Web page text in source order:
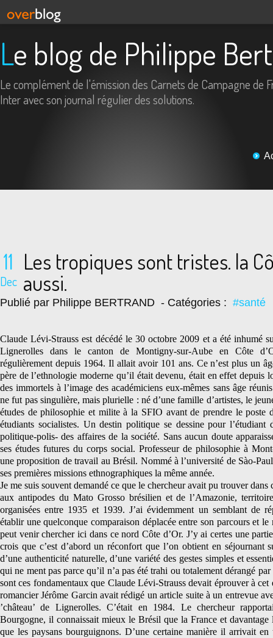
Le blog de Philippe
Le complément de l'émission des Carnets de Campagne de
Inter avec son journal régulier des solutions.
11
Dec
Les tropiques sont tristes. la
aussi.
Publié par Philippe BERTRAND - Catégories : #santé
Claude Lévi-Strauss est décédé le 30 octobre 2009 et a été inhumé
Lignerolles dans le canton de Montigny-sur-Aube en Côte
régulièrement depuis 1964. Il allait avoir 101 ans. Ce n’est plus un
père de l’ethnologie moderne qu’il était devenu, était en effet depuis
des immortels à l’image des académiciens eux-mêmes sans âge
ne fut pas singulière, mais plurielle : né d’une famille d’artistes, le
études de philosophie et milite à la SFIO avant de prendre le poste
étudiants socialistes. Un destin politique se dessine pour l’étudiant
politique-polis- des affaires de la société. Sans aucun doute
ses études futures du corps social. Professeur de philosophie à
une proposition de travail au Brésil. Nommé à l’université de Sào-
ses premières missions ethnographiques la même année.
Je me suis souvent demandé ce que le chercheur avait pu trouver
aux antipodes du Mato Grosso brésilien et de l’Amazonie,
organisées entre 1935 et 1939. J’ai évidemment un semblant de
établir une quelconque comparaison déplacée entre son parcours et le
peut venir chercher ici dans ce nord Côte d’Or. J’y ai certes une
crois que c’est d’abord un réconfort que l’on obtient en séjournant
d’une authenticité naturelle, d’une variété des gestes simples et
qui ne ment pas parce qu’il n’a pas été trahi ou totalement dérangé
sont ces fondamentaux que Claude Lévi-Strauss devait éprouver à
romancier Jérôme Garcin avait rédigé un article suite à un entrevue
’château’ de Lignerolles. C’était en 1984. Le chercheur
Bourgogne, il connaissait mieux le Brésil que la France et
que les paysans bourguignons. D’une certaine manière il arrivait en